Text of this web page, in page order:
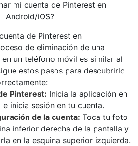
mi cuenta de Pinterest en
Android/iOS?
de Pinterest en
de eliminación de una
un teléfono móvil es similar al
estos pasos para descubrirlo
Pinterest: Inicia la aplicación en
inicia sesión en tu cuenta.
de la cuenta: Toca tu foto
inferior derecha de la pantalla y
en la esquina superior izquierda.